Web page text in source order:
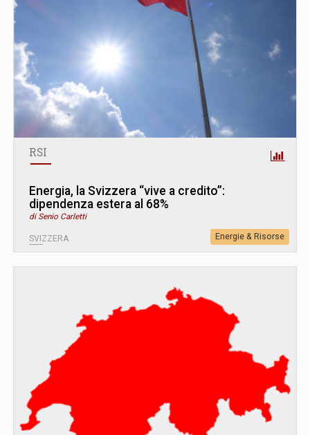
RSI
Energia, la Svizzera “vive a credito”:
dipendenza estera al 68%
di Senio Carletti
SVIZZERA Energie & Risorse